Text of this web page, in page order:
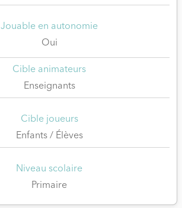
Jouable en autonomie
Oui
Cible animateurs
Enseignants
Cible joueurs
Enfants / Élèves
Niveau scolaire
Primaire